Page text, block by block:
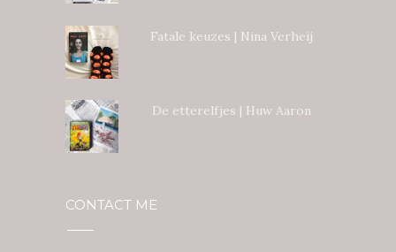
Fatale keuzes | Nina Verheij
De etterelfjes | Huw Aaron
CONTACT ME